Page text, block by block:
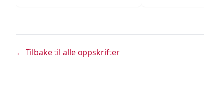
← Tilbake til alle oppskrifter